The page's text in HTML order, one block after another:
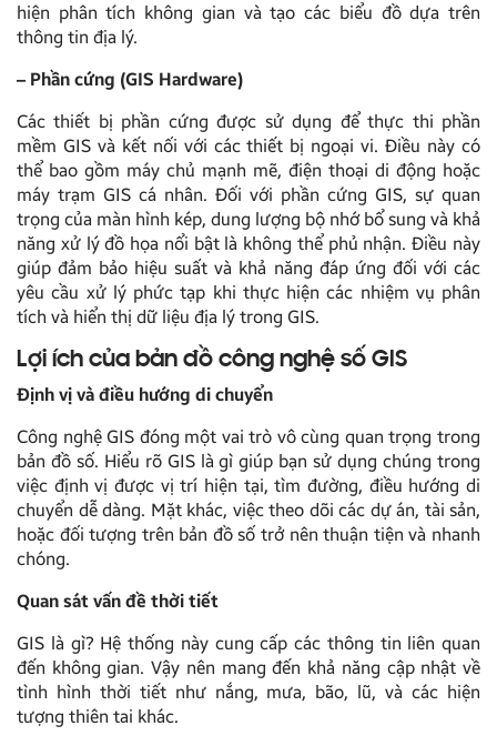
hiện phân tích không gian và tạo các biểu đồ dựa trên
thông tin địa lý.
– Phần cứng (GIS Hardware)
Các thiết bị phần cứng được sử dụng để thực thi phần
mềm GIS và kết nối với các thiết bị ngoại vi. Điều này có
thể bao gồm máy chủ mạnh mẽ, điện thoại di động hoặc
máy trạm GIS cá nhân. Đối với phần cứng GIS, sự quan
trọng của màn hình kép, dung lượng bộ nhớ bổ sung và khả
năng xử lý đồ họa nổi bật là không thể phủ nhận. Điều này
giúp đảm bảo hiệu suất và khả năng đáp ứng đối với các
yêu cầu xử lý phức tạp khi thực hiện các nhiệm vụ phân
tích và hiển thị dữ liệu địa lý trong GIS.
Lợi ích của bản đồ công nghệ số GIS
Định vị và điều hướng di chuyển
Công nghệ GIS đóng một vai trò vô cùng quan trọng trong
bản đồ số. Hiểu rõ GIS là gì giúp bạn sử dụng chúng trong
việc định vị được vị trí hiện tại, tìm đường, điều hướng di
chuyển dễ dàng. Mặt khác, việc theo dõi các dự án, tài sản,
hoặc đối tượng trên bản đồ số trở nên thuận tiện và nhanh
chóng.
Quan sát vấn đề thời tiết
GIS là gì? Hệ thống này cung cấp các thông tin liên quan
đến không gian. Vậy nên mang đến khả năng cập nhật về
tình hình thời tiết như nắng, mưa, bão, lũ, và các hiện
tượng thiên tai khác.